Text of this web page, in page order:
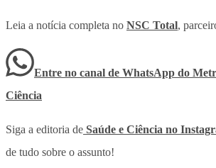
Leia a notícia completa no NSC Total,
Entre no canal de WhatsApp do
Ciência
Siga a editoria de Saúde e Ciência no
de tudo sobre o assunto!